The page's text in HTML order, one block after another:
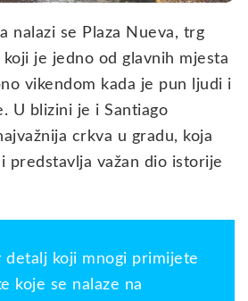
nalazi se Plaza Nueva, trg
je jedno od glavnih mjesta
vikendom kada je pun ljudi i
U blizini je i Santiago
crkva u gradu, koja
predstavlja važan dio istorije
detalj koji mnogi primijete
koje se nalaze na